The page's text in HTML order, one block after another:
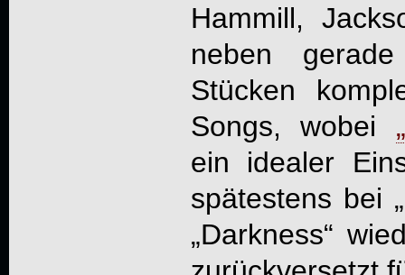
Hammill,
neben
Stücken
Songs, wobei
ein idealer
spätestens bei
„Darkness“